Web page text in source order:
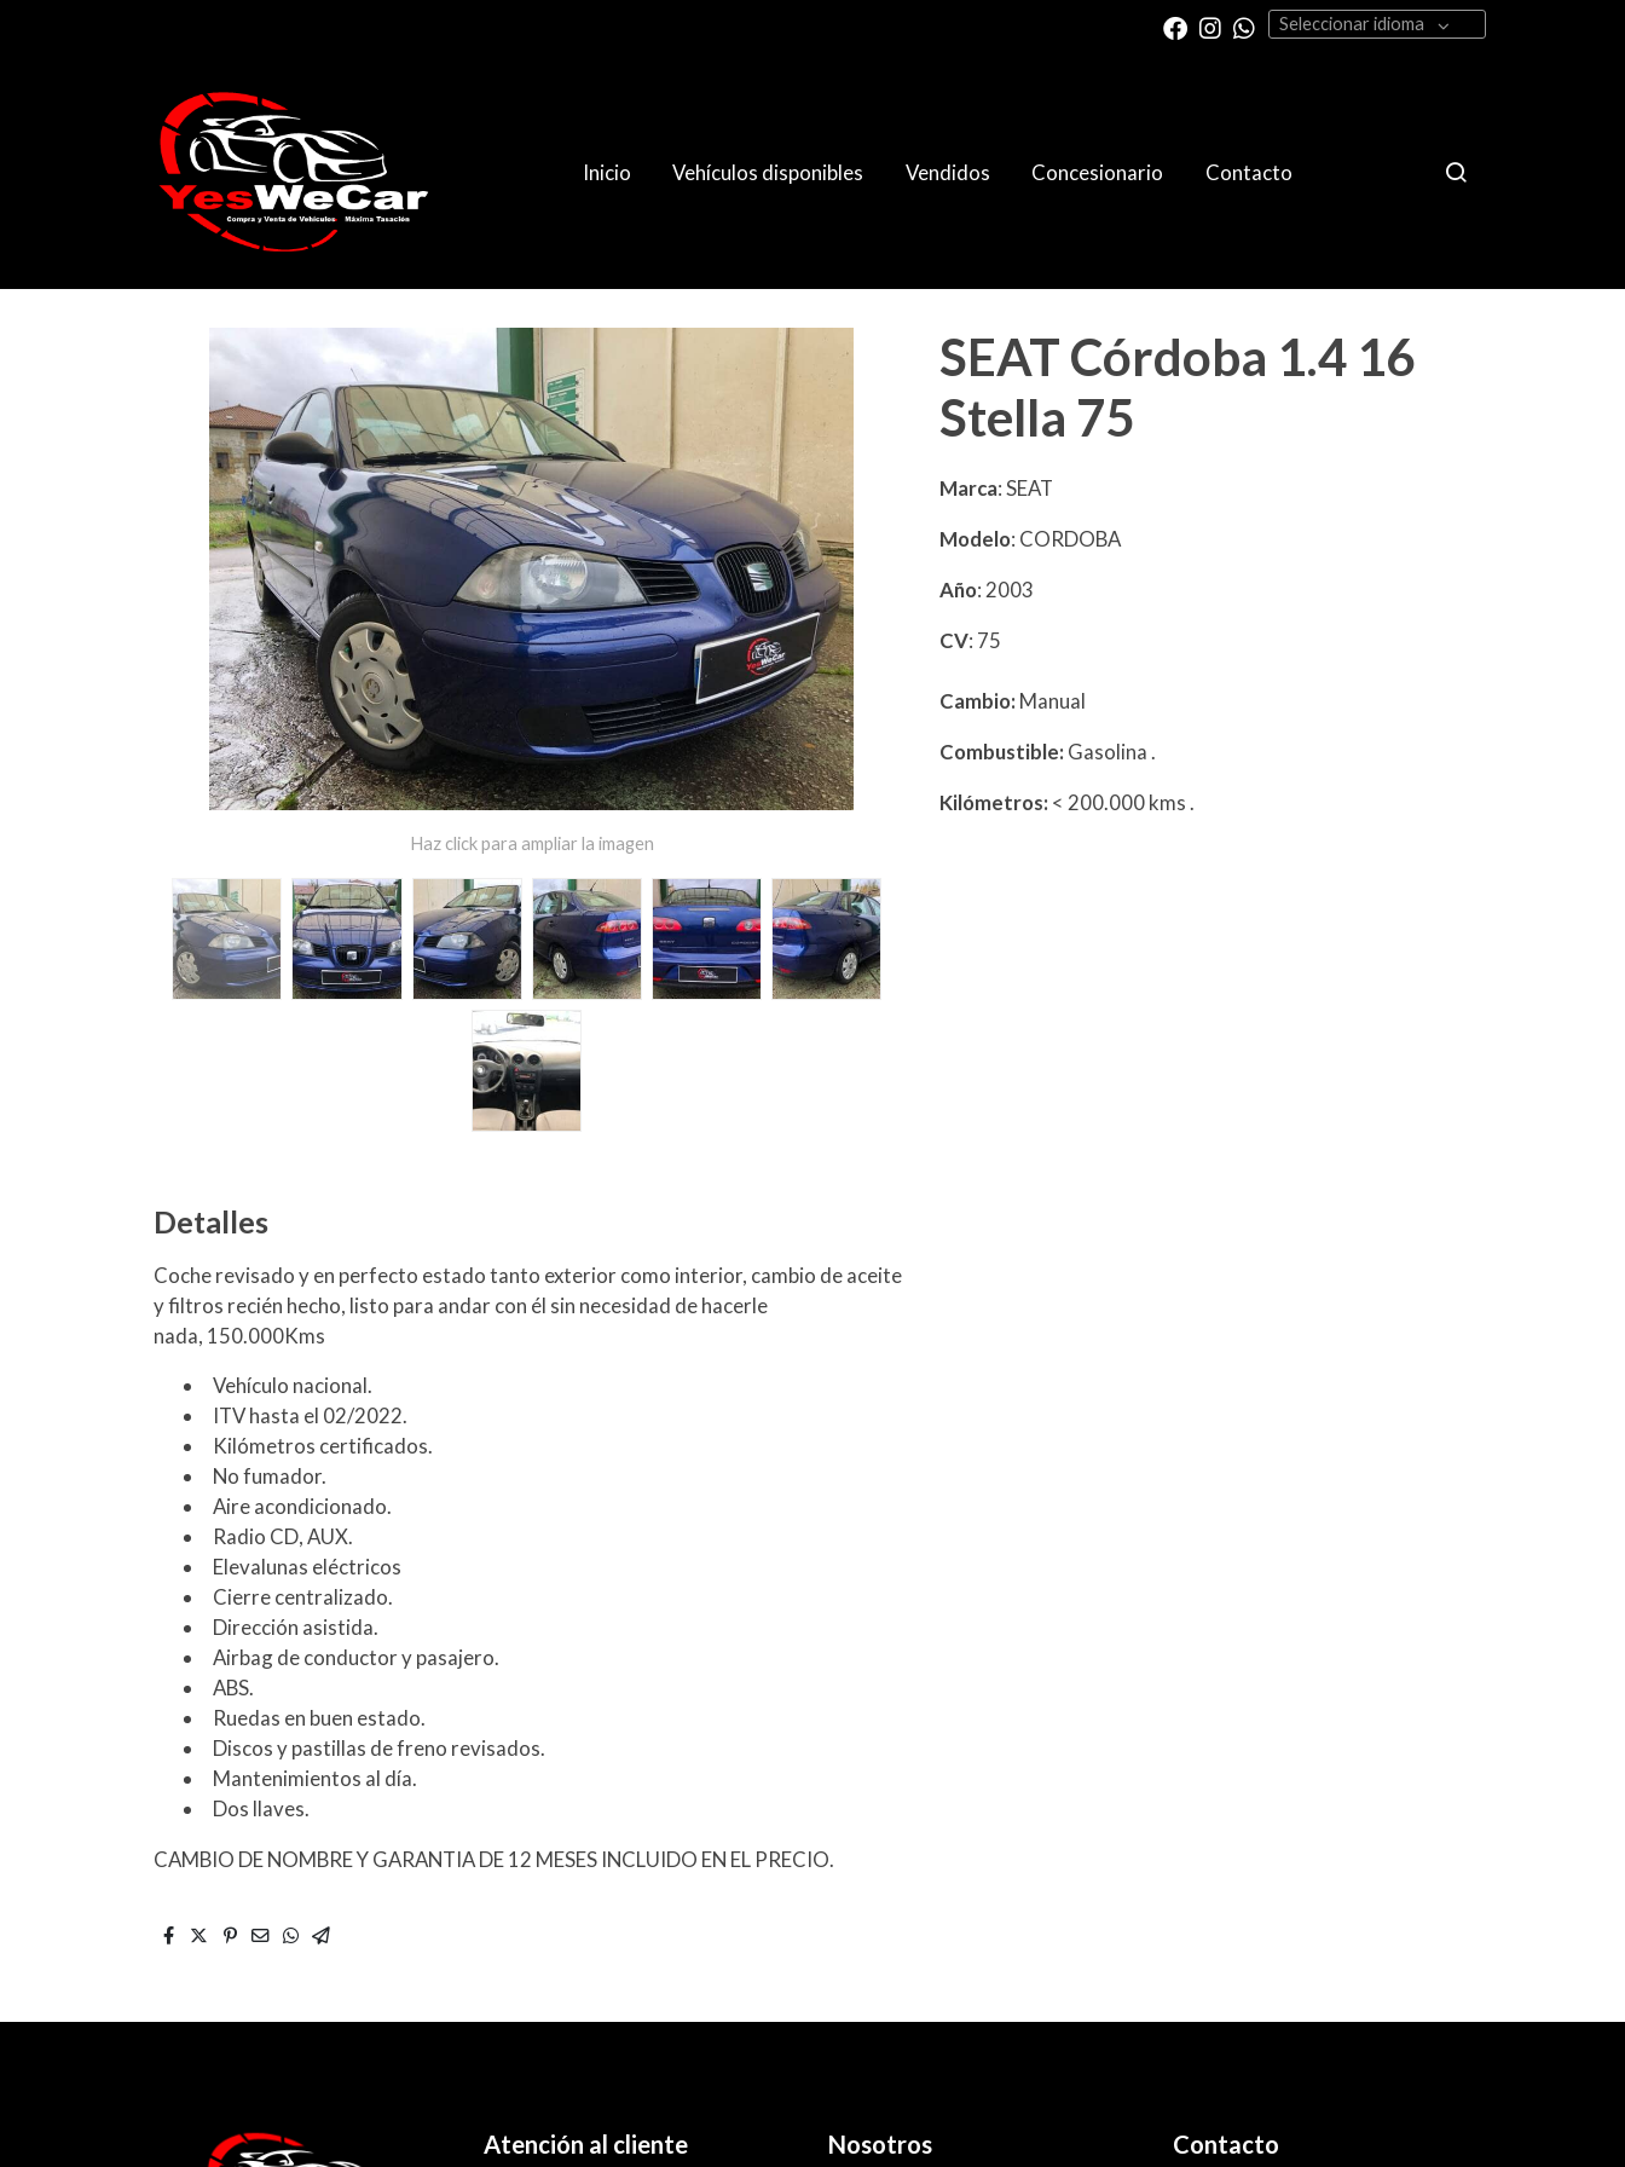
Seleccionar idioma
Inicio Vehículos disponibles Vendidos Concesionario Contacto
Catálogo SEAT Córdoba 1.4 16 Stella 75
Haz click para ampliar la imagen
Detalles
Coche revisado y en perfecto estado tanto exterior como interior, cambio de aceite
y filtros recién hecho, listo para andar con él sin necesidad de hacerle
nada, 150.000Kms
Vehículo nacional.
ITV hasta el 02/2022.
Kilómetros certificados.
No fumador.
Aire acondicionado.
Radio CD, AUX.
Elevalunas eléctricos
Cierre centralizado.
Dirección asistida.
Airbag de conductor y pasajero.
ABS.
Ruedas en buen estado.
Discos y pastillas de freno revisados.
Mantenimientos al día.
Dos llaves.
CAMBIO DE NOMBRE Y GARANTIA DE 12 MESES INCLUIDO EN EL PRECIO.
SEAT Córdoba 1.4 16
Stella 75
Marca: SEAT
Modelo: CORDOBA
Año: 2003
CV: 75
Cambio: Manual
Combustible: Gasolina.
Kilómetros: < 200.000 kms.
Atención al cliente Nosotros Contacto